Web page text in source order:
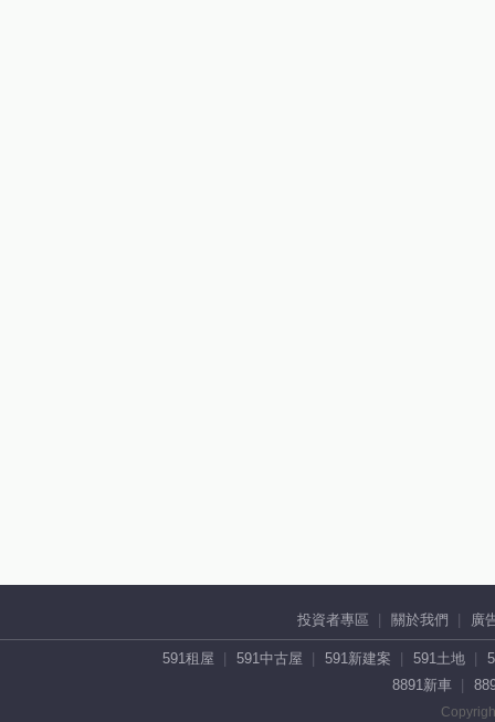
投資者專區 關於我們 廣
591租屋 591中古屋 591新建案 591土地
8891新車